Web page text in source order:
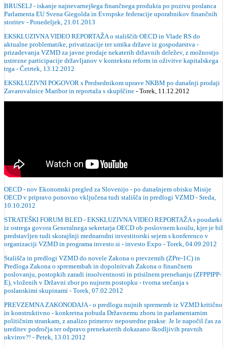
BRUSELJ - iskanje najnevarnejšega finančnega produkta po pozivu poslanca
Parlamenta EU Svena Giegolda in Evropske federacije uporabnikov finančnih
storitev - Ponedeljek, 21.01.2013
EKSKLUZIVNA VIDEO REPORTAŽA o stališčih OECD in Vlade RS do
aktualne problematike, privatizacije ter umika države iz gospodarstva -
prizadevanja VZMD za javne prodaje nekaterih državnih deležev, z možnostjo
ustrezne participacije državljanov v kontekstu reform in oživitve kapitalskega
trga - Četrtek, 13.12.2012
EKSKLUZIVNI POGOVOR s Predsednikom uprave NKBM po današnji prodaji
Zavarovalnice Maribor in reportaža s skupščine - Torek, 11.12.2012
OECD - nov Ekonomski pregled za Slovenijo - po današnjem obisku Misije
OECD v pripravo ponovno vključena tudi stališča in predlogi VZMD - Sreda,
10.10.2012
STRATEŠKI FORUM BLED - EKSKLUZIVNA VIDEO REPORTAŽA s poudarki
iz ostrega govora Generalnega sekretarja OECD ob poslovnem kosilu, kjer je bil
predstavljen tudi skorajšnji mednarodni investitorski sejem s konferenco v
organizaciji VZMD in programa investo.si - investo Expo - Torek, 04.09.2012
Stališča in predlogi VZMD do novele Zakona o prevzemih (ZPre-1C) in
Predloga Zakona o spremembah in dopolnitvah Zakona o finančnem
poslovanju, postopkih zaradi insolventnosti in prisilnem prenehanju (ZFPPIPP-
E), vloženih v Državni zbor po nujnem postopku - tvorna srečanja s
poslanskimi skupinami - Torek, 07.02.2012
PREVZEMNA ZAKONODAJA - o predlogu nujnih sprememb iz VZMD kritično
in konstruktivno - konkretna pobuda Državnemu zboru in parlamentarnim
političnim strankam, z analizo primerov neposredne prakse. Je le napočil čas za
ureditev področja ter odpravo prenekaterih dokazano škodljivih pravnih
okvirov?! - Petek, 13.01.2012